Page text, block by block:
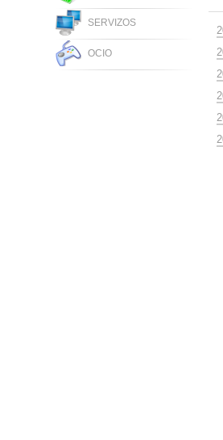
SERVIZOS
OCIO